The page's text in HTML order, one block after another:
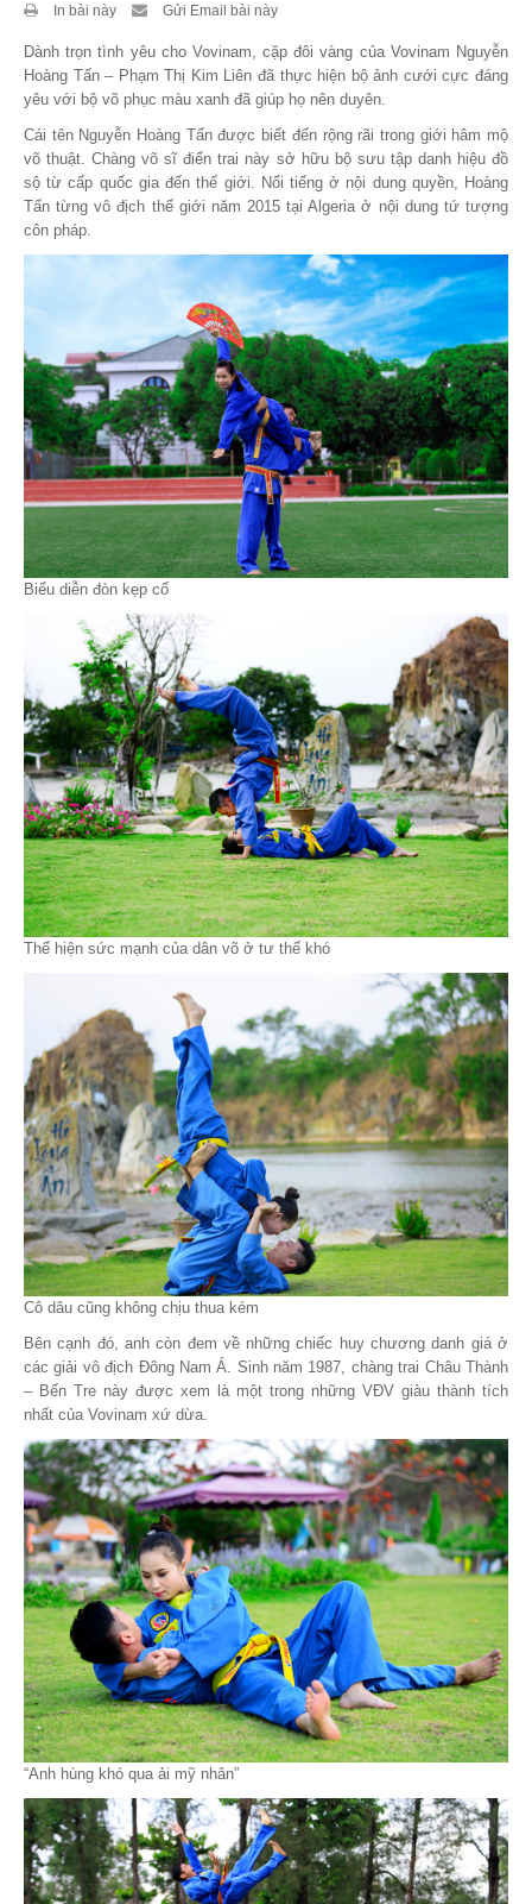
In bài này
Gửi Email bài này
Dành trọn tình yêu cho Vovinam, cặp đôi vàng của Vovinam Nguyễn
Hoàng Tấn – Phạm Thị Kim Liên đã thực hiện bộ ảnh cưới cực đáng
yêu với bộ võ phục màu xanh đã giúp họ nên duyên.
Cái tên Nguyễn Hoàng Tấn được biết đến rộng rãi trong giới hâm mộ
võ thuật. Chàng võ sĩ điển trai này sở hữu bộ sưu tập danh hiệu đồ
sộ từ cấp quốc gia đến thế giới. Nổi tiếng ở nội dung quyền, Hoàng
Tấn từng vô địch thế giới năm 2015 tại Algeria ở nội dung tứ tượng
côn pháp.
Biểu diễn đòn kẹp cổ
Thể hiện sức mạnh của dân võ ở tư thế khó
Cô dâu cũng không chịu thua kém
Bên cạnh đó, anh còn đem về những chiếc huy chương danh giá ở
các giải vô địch Đông Nam Á. Sinh năm 1987, chàng trai Châu Thành
– Bến Tre này được xem là một trong những VĐV giàu thành tích
nhất của Vovinam xứ dừa.
“Anh hùng khó qua ải mỹ nhân”